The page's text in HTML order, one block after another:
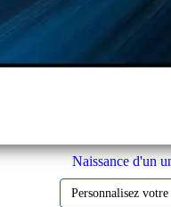
Naissance d'un
Personnalisez